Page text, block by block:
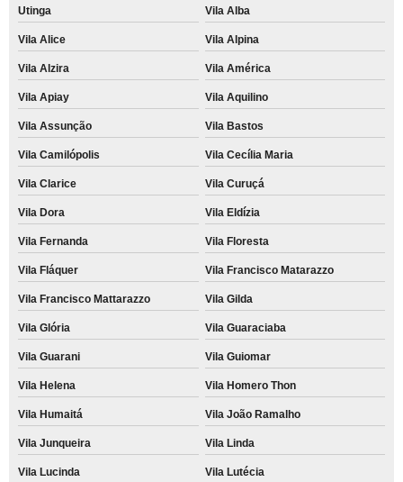
Utinga Vila Alba
Vila Alice Vila Alpina
Vila Alzira Vila América
Vila Apiay Vila Aquilino
Vila Assunção Vila Bastos
Vila Camilópolis Vila Cecília Maria
Vila Clarice Vila Curuçá
Vila Dora Vila Eldízia
Vila Fernanda Vila Floresta
Vila Fláquer Vila Francisco Matarazzo
Vila Francisco Mattarazzo Vila Gilda
Vila Glória Vila Guaraciaba
Vila Guarani Vila Guiomar
Vila Helena Vila Homero Thon
Vila Humaitá Vila João Ramalho
Vila Junqueira Vila Linda
Vila Lucinda Vila Lutécia